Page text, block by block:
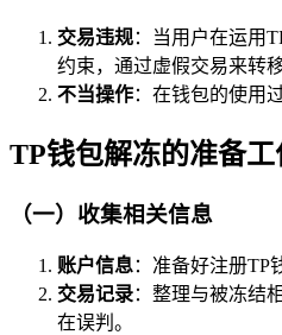
交易违规：当用户在运用
约束，通过虚假交易来转
不当操作：在钱包的使用
TP钱包解冻的准备工
（一）收集相关信息
账户信息：准备好注册TP
交易记录：整理与被冻结
在误判。